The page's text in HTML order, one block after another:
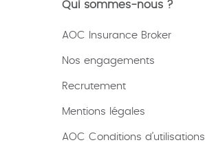
Qui sommes-nous ?
AOC Insurance Broker
Nos engagements
Recrutement
Mentions légales
AOC Conditions d’utilisations